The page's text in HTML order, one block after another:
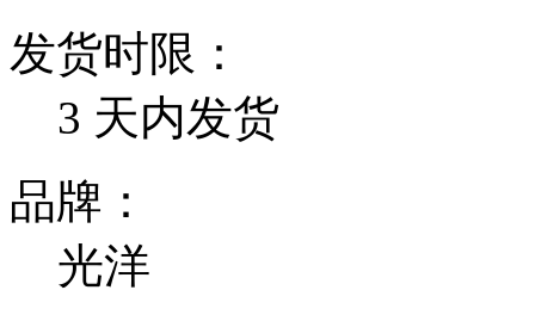
发货时限：
3 天内发货
品牌：
光洋